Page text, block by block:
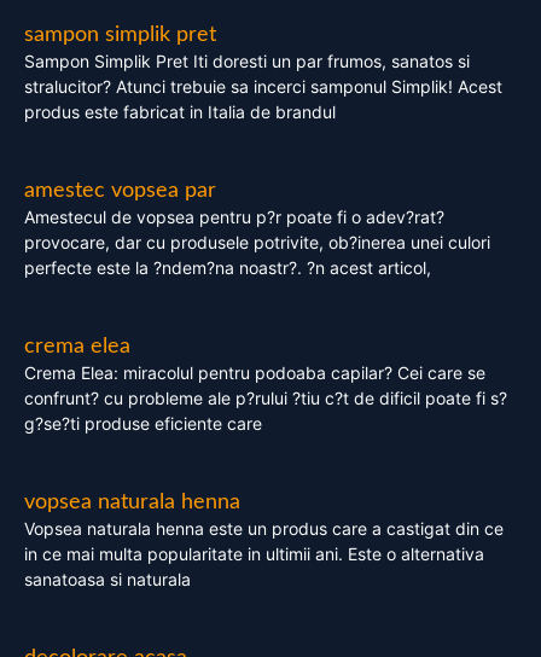
sampon simplik pret
Sampon Simplik Pret Iti doresti un par frumos, sanatos si
stralucitor? Atunci trebuie sa incerci samponul Simplik! Acest
produs este fabricat in Italia de brandul
amestec vopsea par
Amestecul de vopsea pentru p?r poate fi o adev?rat?
provocare, dar cu produsele potrivite, ob?inerea unei culori
perfecte este la ?ndem?na noastr?. ?n acest articol,
crema elea
Crema Elea: miracolul pentru podoaba capilar? Cei care se
confrunt? cu probleme ale p?rului ?tiu c?t de dificil poate fi s?
g?se?ti produse eficiente care
vopsea naturala henna
Vopsea naturala henna este un produs care a castigat din ce
in ce mai multa popularitate in ultimii ani. Este o alternativa
sanatoasa si naturala